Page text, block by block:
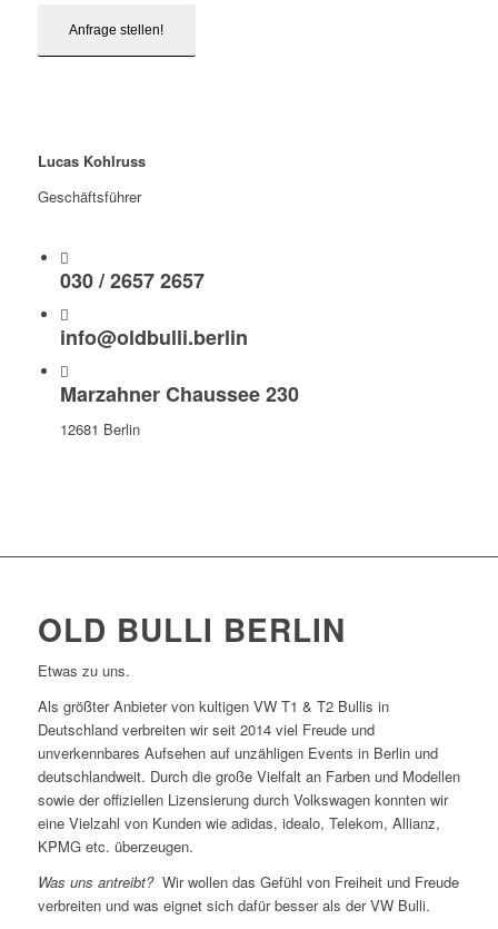
Lucas Kohlruss
Geschäftsführer
030 / 2657 2657
info@oldbulli.berlin
Marzahner Chaussee 230
12681 Berlin
OLD BULLI BERLIN
Etwas zu uns.
Als größter Anbieter von kultigen VW T1 & T2 Bullis in
Deutschland verbreiten wir seit 2014 viel Freude und
unverkennbares Aufsehen auf unzähligen Events in Berlin und
deutschlandweit. Durch die große Vielfalt an Farben und Modellen
sowie der offiziellen Lizensierung durch Volkswagen konnten wir
eine Vielzahl von Kunden wie adidas, idealo, Telekom, Allianz,
KPMG etc. überzeugen.
Was uns antreibt?Wir wollen das Gefühl von Freiheit und Freude
verbreiten und was eignet sich dafür besser als der VW Bulli.